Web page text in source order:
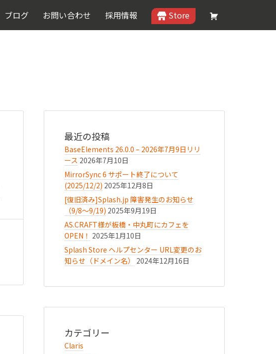
ブログ お問い合わせ 採用情報 Store
最近の投稿
BaseElements 26.0.0 – 2026年7月9日リリ
ース 2026年7月10日
MirrorSync 6 サポート終了について
(2025/12/2) 2025年12月8日
[復旧済み]Splash.jp 障害発生のお知らせ
（9/8〜9/19) 2025年9月19日
AS.CRAFT様が板橋・中丸町にカフェを
OPEN！ 2025年1月10日
Splash Store ヘルプセンター URL変更のお
知らせ（ドメイン名）
2024年12月16日
カテゴリー
Claris